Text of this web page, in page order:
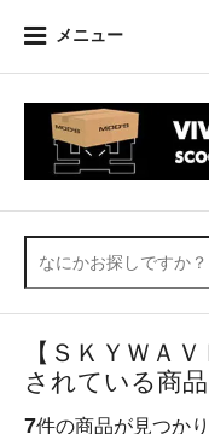
メニュー
【ＳＫＹＷＡ
されている商品
7件の商品が見つか